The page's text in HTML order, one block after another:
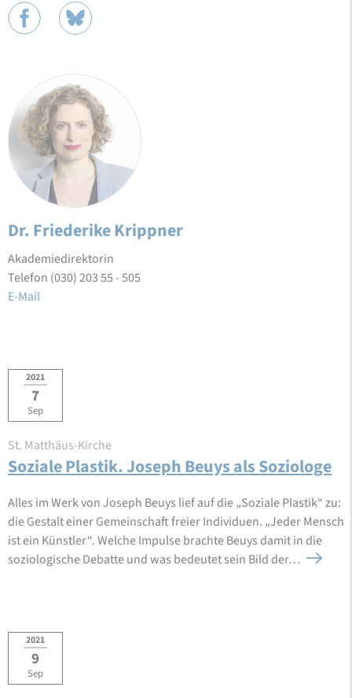
Dr. Friederike Krippner
Akademiedirektorin
Telefon (030) 203 55 - 505
E-Mail
2021
7
Sep
St. Matthäus-Kirche
Soziale Plastik. Joseph Beuys als Soziologe
Alles im Werk von Joseph Beuys lief auf die „Soziale Plastik“ zu:
die Gestalt einer Gemeinschaft freier Individuen. „Jeder Mensch
ist ein Künstler“. Welche Impulse brachte Beuys damit in die
soziologische Debatte und was bedeutet sein Bild der…
2021
9
Sep